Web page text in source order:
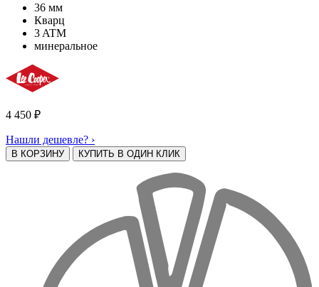
36 мм
Кварц
3 ATM
минеральное
4 450 ₽
Нашли дешевле? ›
В КОРЗИНУ КУПИТЬ В ОДИН КЛИК